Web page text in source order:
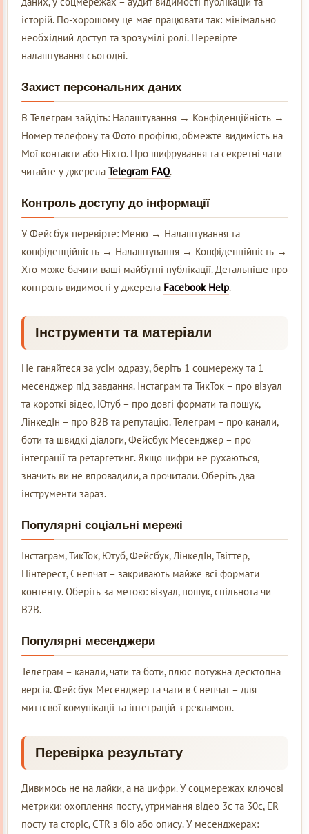
історій. По-хорошому це має працювати так: мінімально
необхідний доступ та зрозумілі ролі. Перевірте
налаштування сьогодні.
Захист персональних даних
В Телеграм зайдіть: Налаштування → Конфіденційність →
Номер телефону та Фото профілю, обмежте видимість на
Мої контакти або Ніхто. Про шифрування та секретні чати
читайте у джерела Telegram FAQ.
Контроль доступу до інформації
У Фейсбук перевірте: Меню → Налаштування та
конфіденційність → Налаштування → Конфіденційність →
Хто може бачити ваші майбутні публікації. Детальніше про
контроль видимості у джерела Facebook Help.
Інструменти та матеріали
Не ганяйтеся за усім одразу, беріть 1 соцмережу та 1
месенджер під завдання. Інстаграм та ТикТок – про візуал
та короткі відео, Ютуб – про довгі формати та пошук,
ЛінкедІн – про B2B та репутацію. Телеграм – про канали,
боти та швидкі діалоги, Фейсбук Месенджер – про
інтеграції та ретаргетинг. Якщо цифри не рухаються,
значить ви не впровадили, а прочитали. Оберіть два
інструменти зараз.
Популярні соціальні мережі
Інстаграм, ТикТок, Ютуб, Фейсбук, ЛінкедІн, Твіттер,
Пінтерест, Снепчат – закривають майже всі формати
контенту. Оберіть за метою: візуал, пошук, спільнота чи
B2B.
Популярні месенджери
Телеграм – канали, чати та боти, плюс потужна десктопна
версія. Фейсбук Месенджер та чати в Снепчат – для
миттєвої комунікації та інтеграцій з рекламою.
Перевірка результату
Дивимось не на лайки, а на цифри. У соцмережах ключові
метрики: охоплення посту, утримання відео 3с та 30с, ER
посту та сторіс, CTR з біо або опису. У месенджерах: